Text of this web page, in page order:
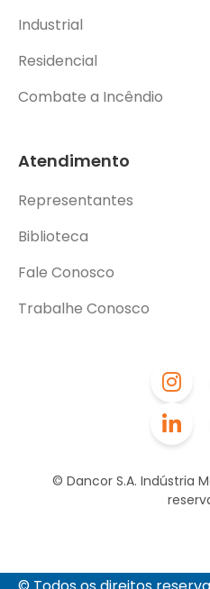
© Dancor S.A. Indústria
Industrial
Residencial
Combate a Incêndio
Atendimento
Representantes
Biblioteca
Fale Conosco
Trabalhe Conosco